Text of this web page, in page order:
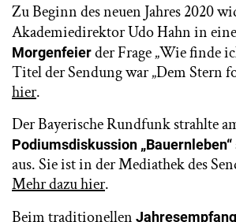
Zu Beginn des neuen Jahres 2020
Akademiedirektor Udo Hahn in
Morgenfeierder Frage „Wie finde
Titel der Sendung war „Dem Stern
hier.
Der Bayerische Rundfunk strahlte
Podiumsdiskussion „Bauernleben“
aus. Sie ist in der Mediathek des
Mehr dazu hier.
Beim traditionellen